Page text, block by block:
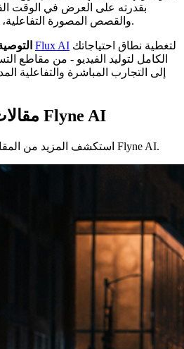
والقصص المصورة التفاعلية، ومكتبة التأثيرات الديناميكية.
Flux AI
الكامل لتوليد الفيديو - من مقاطع
مقالات أخرى للإنشاء مع Flyne AI
استكشف المزيد من المقالات والأخبار حول الإبداع مع Flyne AI.